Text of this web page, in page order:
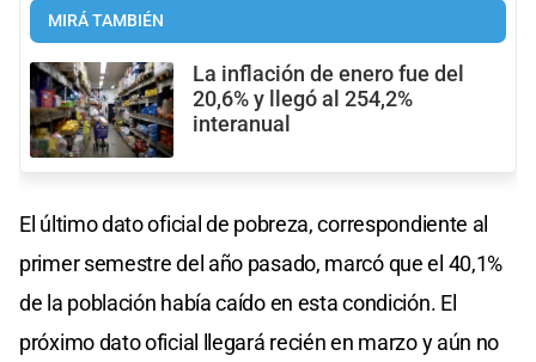
MIRÁ TAMBIÉN
La inflación de enero fue del
20,6% y llegó al 254,2%
interanual
El último dato oficial de pobreza, correspondiente al
primer semestre del año pasado, marcó que el 40,1%
de la población había caído en esta condición. El
próximo dato oficial llegará recién en marzo y aún no